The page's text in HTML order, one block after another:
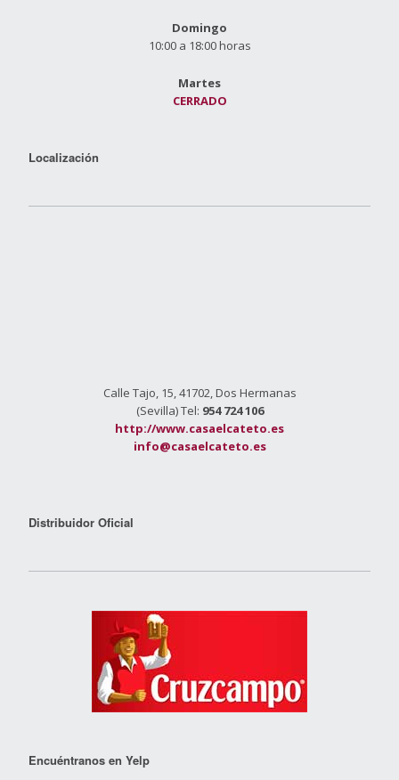
Domingo
10:00 a 18:00 horas
Martes
CERRADO
Localización
Calle Tajo, 15, 41702, Dos Hermanas
(Sevilla) Tel: 954 724 106
http://www.casaelcateto.es
info@casaelcateto.es
Distribuidor Oficial
Encuéntranos en Yelp